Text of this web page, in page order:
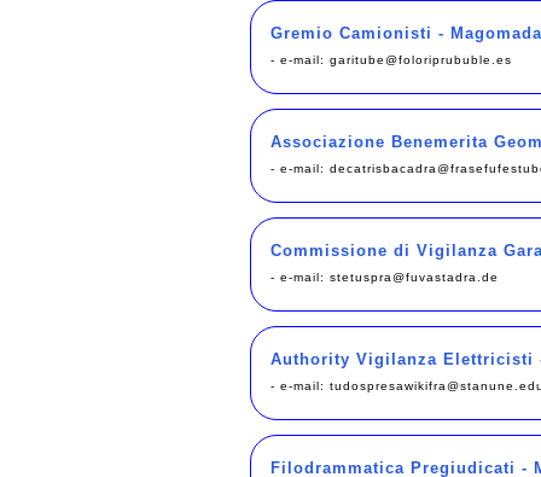
Gremio Camionisti -
- e-mail: garitube@foloriprububle.es
Associazione Benemerita
- e-mail:
Commissione di Vigilanza
- e-mail: stetuspra@fuvastadra.de
Authority Vigilanza Elettricisti
- e-mail:
Filodrammatica Pregiudicati -